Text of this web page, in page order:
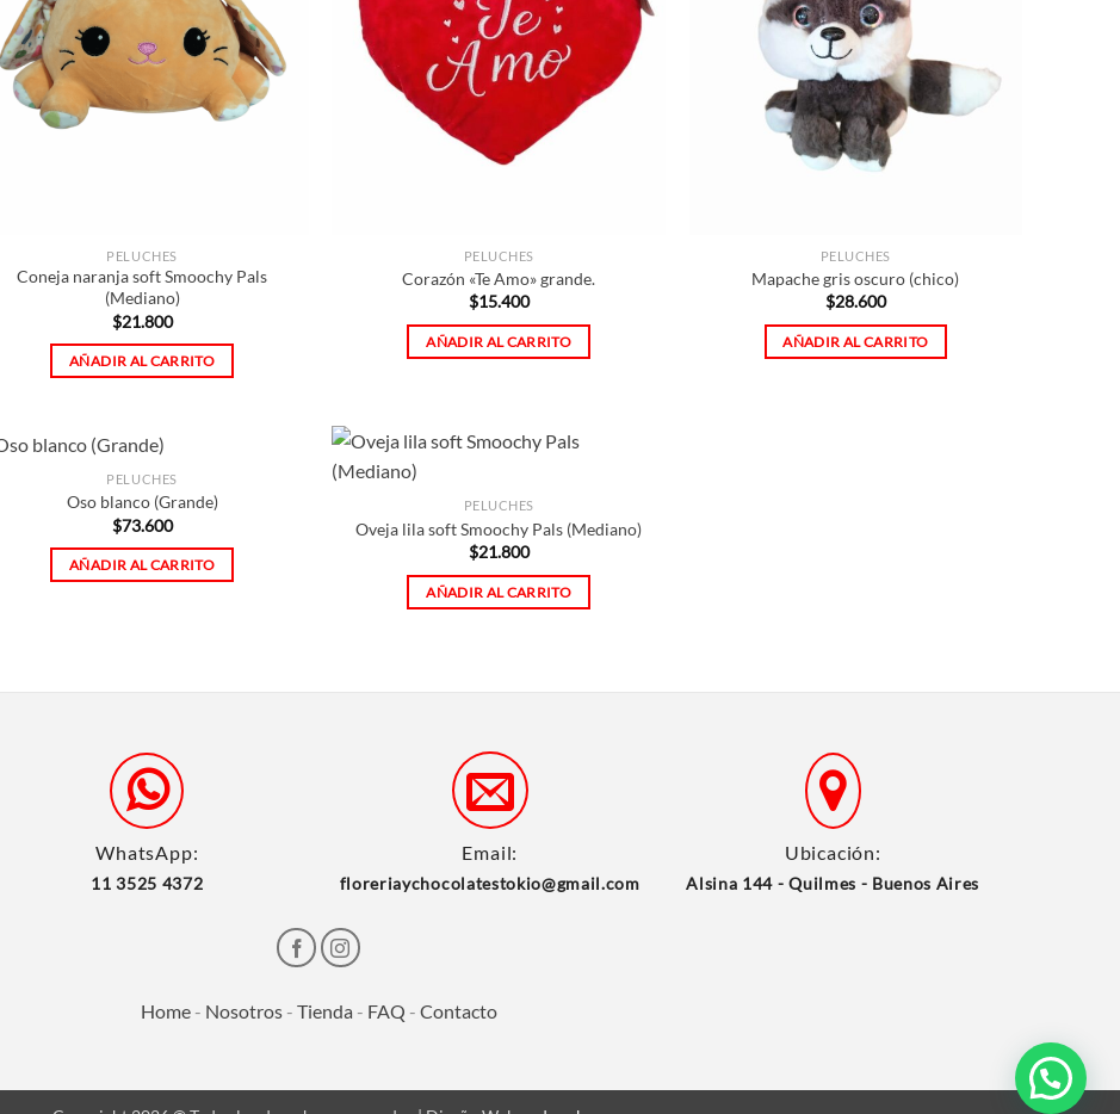
PELUCHES
Coneja naranja soft Smoochy Pals
(Mediano)
$21.800
AÑADIR AL CARRITO
PELUCHES
Corazón «Te Amo» grande.
$15.400
AÑADIR AL CARRITO
PELUCHES
Mapache gris oscuro (chico)
$28.600
AÑADIR AL CARRITO
PELUCHES
Oso blanco (Grande)
$73.600
AÑADIR AL CARRITO
PELUCHES
Oveja lila soft Smoochy Pals (Mediano)
$21.800
AÑADIR AL CARRITO
WhatsApp:
11 3525 4372
Email:
floreriaychocolatestokio@gmail.com
Ubicación:
Alsina 144 - Quilmes - Buenos Aires
Home- Nosotros- Tienda - FAQ - Contacto